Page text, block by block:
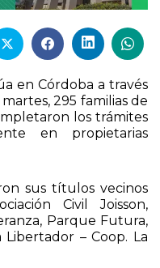
en Córdoba a través
295 familias de
los trámites
en propietarias
sus títulos vecinos
Civil Joisson,
Parque Futura,
Libertador – Coop. La